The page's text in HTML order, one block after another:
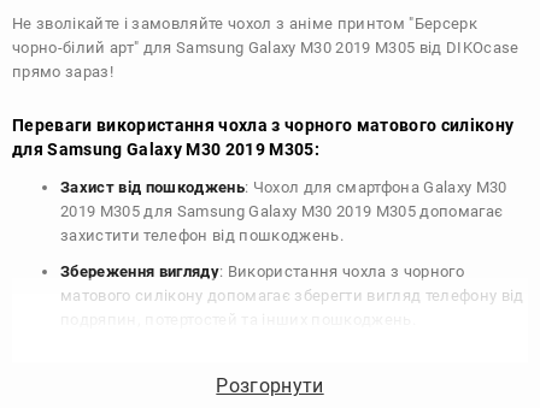
Не зволікайте і замовляйте чохол з аніме принтом "Берсерк
чорно-білий арт" для Samsung Galaxy M30 2019 M305 від DIKOcase
прямо зараз!
Переваги використання чохла з чорного матового силікону
для Samsung Galaxy M30 2019 M305:
Захист від пошкоджень: Чохол для смартфона Galaxy M30
2019 M305 для Samsung Galaxy M30 2019 M305 допомагає
захистити телефон від пошкоджень.
Збереження вигляду: Використання чохла з чорного
матового силікону допомагає зберегти вигляд телефону від
для Samsung Galaxy M30 2019 M305 допомагає зберегти
Розгорнути